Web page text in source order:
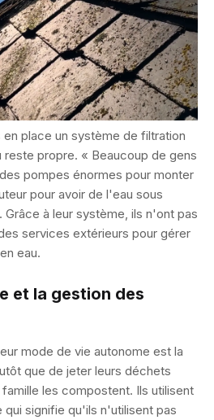
place un système de filtration
propre. « Beaucoup de gens
pompes énormes pour monter
pour avoir de l'eau sous
à leur système, ils n'ont pas
services extérieurs pour gérer
eau.
et la gestion des
mode de vie autonome est la
que de jeter leurs déchets
les compostent. Ils utilisent
signifie qu'ils n'utilisent pas